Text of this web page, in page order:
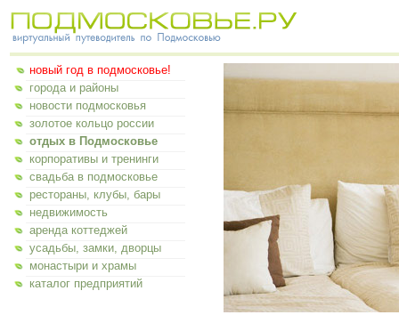
новый год в подмосковье!
города и районы
новости подмосковья
золотое кольцо россии
отдых в Подмосковье
корпоративы и тренинги
свадьба в подмосковье
рестораны, клубы, бары
недвижимость
аренда коттеджей
усадьбы, замки, дворцы
монастыри и храмы
каталог предприятий